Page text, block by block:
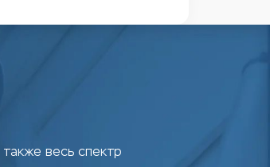
весь спектр